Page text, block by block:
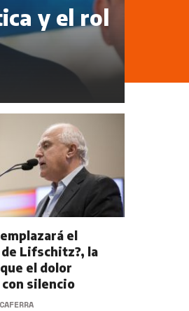
y el rol
el
Lifschitz?, la
el dolor
silencio